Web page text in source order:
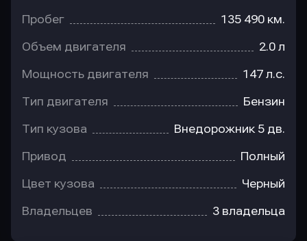
Пробег 135 490 км.
Объем двигателя 2.0 л
Мощность двигателя 147 л.с.
Тип двигателя Бензин
Тип кузова Внедорожник 5 дв.
Привод Полный
Цвет кузова Черный
Владельцев 3 владельца